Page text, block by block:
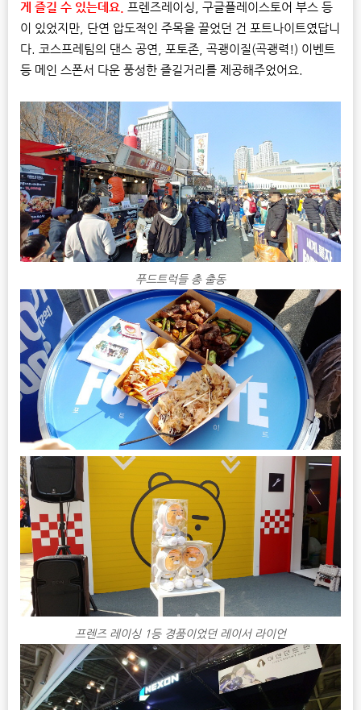
게 즐길 수 있는데요. 프렌즈레이싱, 구글플레이스토어 부스 등
이 있었지만, 단연 압도적인 주목을 끌었던 건 포트나이트였답니
다. 코스프레팀의 댄스 공연, 포토존, 곡괭이질(곡괭력!) 이벤트
등 메인 스폰서 다운 풍성한 즐길거리를 제공해주었어요.
푸드트럭들 총 출동
프렌즈 레이싱 1등 경품이었던 레이서 라이언